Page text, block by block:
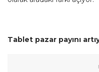
Tablet pazar payını